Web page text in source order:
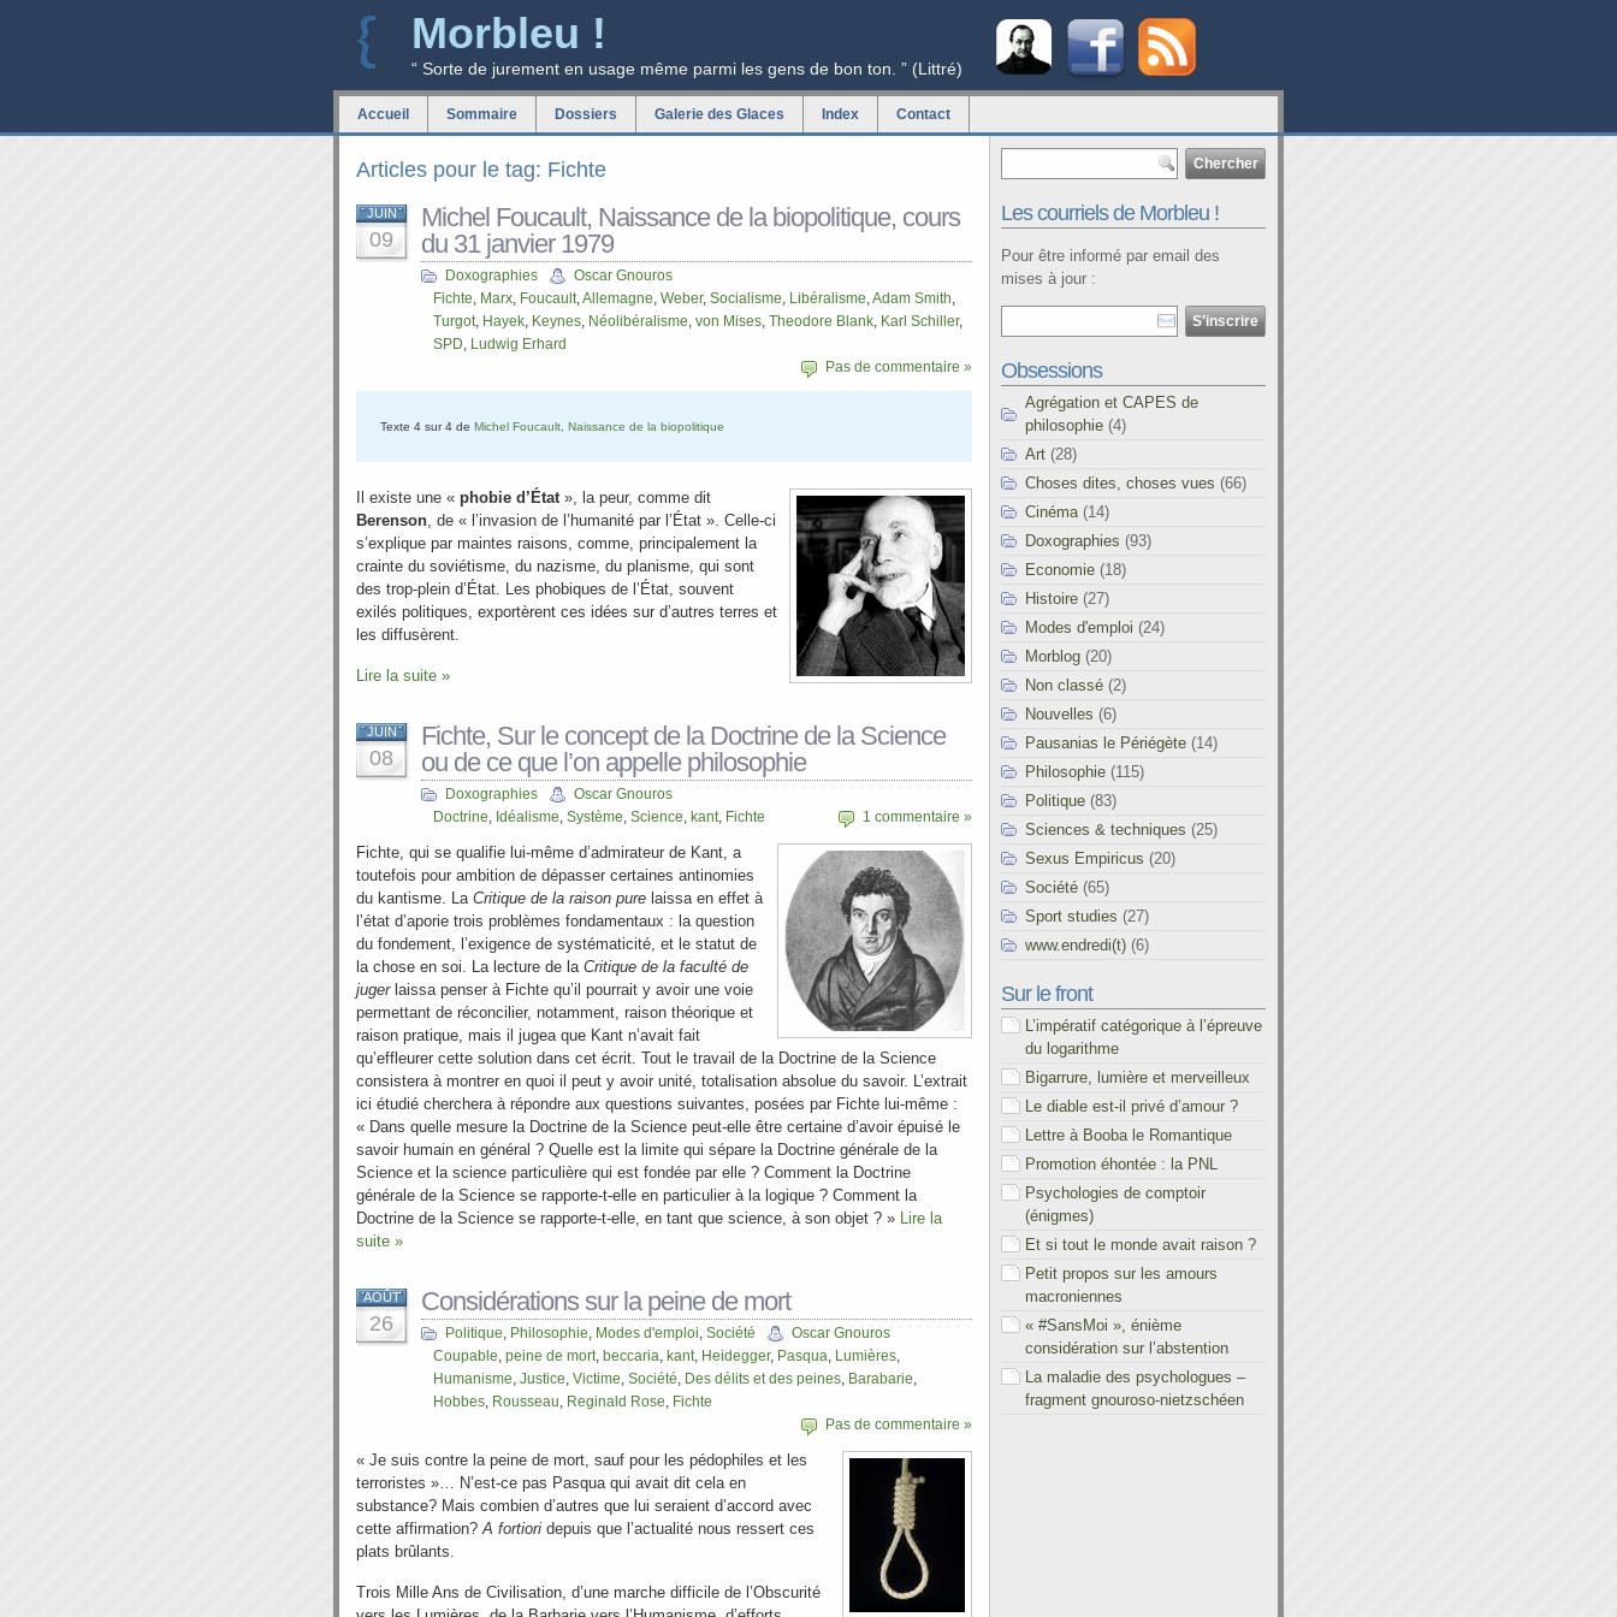
Morbleu !
“ Sorte de jurement en usage même parmi les gens de bon ton. ” (Littré)
Accueil Sommaire Dossiers Galerie des Glaces Index Contact
Articles pour le tag: Fichte
JUIN
09
Michel Foucault, Naissance de la biopolitique, cours
du 31 janvier 1979
Doxographies
Oscar Gnouros
Fichte, Marx, Foucault,Allemagne, Weber, Socialisme, Libéralisme,Adam Smith,
Turgot, Hayek, Keynes, Néolibéralisme, von Mises, Theodore Blank, Karl Schiller,
SPD, Ludwig Erhard
Pas de commentaire »
Texte 4 sur 4 de Michel Foucault, Naissance de la biopolitique
Il existe une « phobie d’État», la peur, comme dit
Berenson, de « l’invasion de l’humanité par l’État ». Celle-ci
s’explique par maintes raisons, comme, principalement la
crainte du soviétisme, du nazisme, du planisme, qui sont
des trop-plein d’État. Les phobiques de l’État, souvent
exilés politiques, exportèrent ces idées sur d’autres terres et
les diffusèrent.
Lire la suite »
JUIN
08
Fichte, Sur le concept de la Doctrine de la Science
ou de ce que l’on appelle philosophie
Doxographies
Oscar Gnouros
Doctrine, Idéalisme, Système, Science, kant, Fichte 1 commentaire »
Fichte, qui se qualifie lui-même d’admirateur de Kant, a
toutefois pour ambition de dépasser certaines antinomies
du kantisme. La Critique de la raison pure laissa en effet à
l’état d’aporie trois problèmes fondamentaux : la question
du fondement, l’exigence de systématicité, et le statut de
la chose en soi. La lecture de la Critique de la faculté de
jugerlaissa penser à Fichte qu’il pourrait y avoir une voie
permettant de réconcilier, notamment, raison théorique et
raison pratique, mais il jugea que Kant n’avait fait
qu’effleurer cette solution dans cet écrit. Tout le travail de la Doctrine de la Science
consistera à montrer en quoi il peut y avoir unité, totalisation absolue du savoir. L’extrait
ici étudié cherchera à répondre aux questions suivantes, posées par Fichte lui-même :
« Dans quelle mesure la Doctrine de la Science peut-elle être certaine d’avoir épuisé le
savoir humain en général ? Quelle est la limite qui sépare la Doctrine générale de la
Science et la science particulière qui est fondée par elle ? Comment la Doctrine
générale de la Science se rapporte-t-elle en particulier à la logique ? Comment la
Doctrine de la Science se rapporte-t-elle, en tant que science, à son objet ? » Lire la
suite »
AOÛT
26
Considérations sur la peine de mort
Politique, Philosophie, Modes d'emploi, Société
Oscar Gnouros
Coupable, peine de mort, beccaria, kant, Heidegger, Pasqua, Lumières,
Humanisme, Justice, Victime, Société, Des délits et des peines, Barabarie,
Hobbes, Rousseau, Reginald Rose, Fichte
Pas de commentaire »
« Je suis contre la peine de mort, sauf pour les pédophiles et les
terroristes »… N’est-ce pas Pasqua qui avait dit cela en
substance? Mais combien d’autres que lui seraient d’accord avec
cette affirmation?A fortiori depuis que l’actualité nous ressert ces
plats brûlants.
Trois Mille Ans de Civilisation, d’une marche difficile de l’Obscurité
Les courriels de Morbleu !
Pour être informé par email des
mises à jour :
Obsessions
Agrégation et CAPES de
philosophie (4)
Art (28)
Choses dites, choses vues (66)
Cinéma (14)
Doxographies (93)
Economie (18)
Histoire (27)
Modes d'emploi (24)
Morblog (20)
Non classé (2)
Nouvelles (6)
Pausanias le Périégète (14)
Philosophie (115)
Politique (83)
Sciences & techniques (25)
Sexus Empiricus (20)
Société (65)
Sport studies (27)
www.endredi(t) (6)
Sur le front
L’impératif catégorique à l’épreuve
du logarithme
Bigarrure, lumière et merveilleux
Le diable est-il privé d’amour ?
Lettre à Booba le Romantique
Promotion éhontée : la PNL
Psychologies de comptoir
(énigmes)
Et si tout le monde avait raison ?
Petit propos sur les amours
macroniennes
« #SansMoi », énième
considération sur l’abstention
La maladie des psychologues –
fragment gnouroso-nietzschéen